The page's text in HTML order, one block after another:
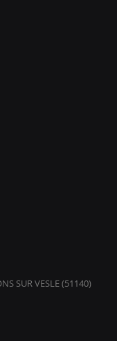
SUR VESLE (51140)